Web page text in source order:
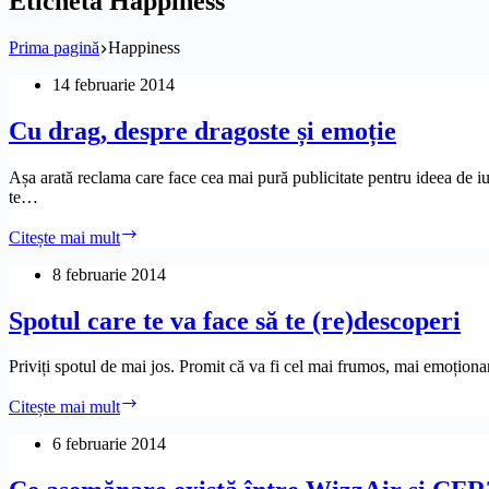
Prima pagină Happiness
14 februarie 2014
Cu drag, despre dragoste și emoție
Așa arată reclama care face cea mai pură publicitate pentru ideea
te…
Citește mai mult
despre
și
emoție
8 februarie 2014
Spotul care te va face să te (re)descoperi
Priviți spotul de mai jos. Promit că va fi cel mai frumos, mai
Citește mai mult
te
6 februarie 2014